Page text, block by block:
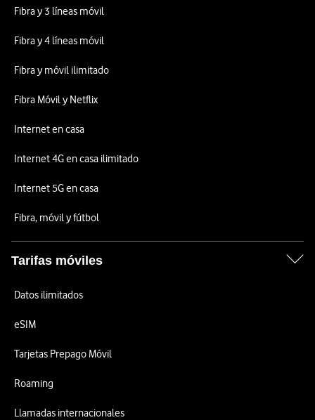
Fibra y 3 líneas móvil
Fibra y 4 líneas móvil
Fibra y móvil ilimitado
Fibra Móvil y Netflix
Internet en casa
Internet 4G en casa ilimitado
Internet 5G en casa
Fibra, móvil y fútbol
Tarifas móviles
Datos ilimitados
eSIM
Tarjetas Prepago Móvil
Roaming
Llamadas internacionales